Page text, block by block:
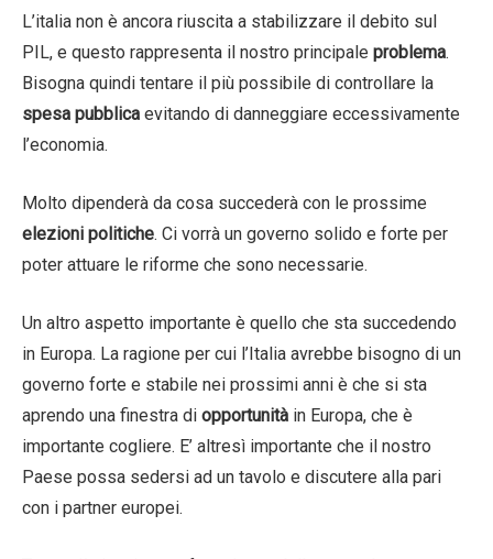
L’italia non è ancora riuscita a stabilizzare il debito sul
PIL, e questo rappresenta il nostro principale problema.
Bisogna quindi tentare il più possibile di controllare la
spesa pubblica evitando di danneggiare eccessivamente
l’economia.
Molto dipenderà da cosa succederà con le prossime
elezioni politiche. Ci vorrà un governo solido e forte per
poter attuare le riforme che sono necessarie.
Un altro aspetto importante è quello che sta succedendo
in Europa. La ragione per cui l’Italia avrebbe bisogno di un
governo forte e stabile nei prossimi anni è che si sta
aprendo una finestra di opportunità in Europa, che è
importante cogliere. E’ altresì importante che il nostro
Paese possa sedersi ad un tavolo e discutere alla pari
con i partner europei.